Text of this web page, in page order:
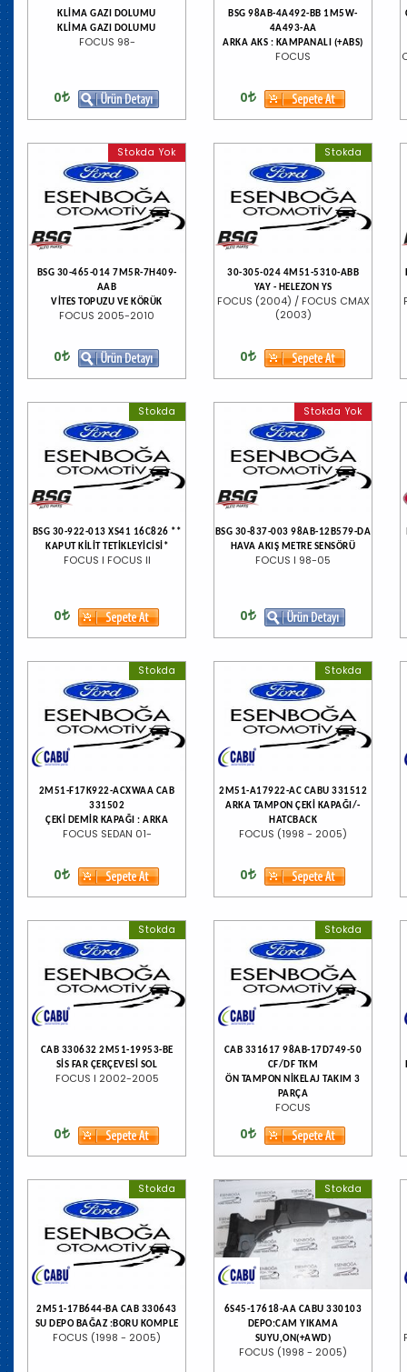
KLİMA GAZI DOLUMU
KLİMA GAZI DOLUMU
FOCUS 98-
0
BSG 98AB-4A492-BB 1M5W-
4A493-AA
ARKA AKS : KAMPANALI (+ABS)
FOCUS
0
Stokda Yok
BSG 30-465-014 7M5R-7H409-
AAB
VİTES TOPUZU VE KÖRÜK
FOCUS 2005-2010
0
Stokda
30-305-024 4M51-5310-ABB
YAY - HELEZON YS
FOCUS (2004) / FOCUS CMAX
(2003)
0
Stokda
BSG 30-922-013 XS41 16C826 **
KAPUT KİLİT TETİKLEYİCİSİ*
FOCUS I FOCUS II
0
Stokda Yok
BSG 30-837-003 98AB-12B579-DA
HAVA AKIŞ METRE SENSÖRÜ
FOCUS I 98-05
0
Stokda
2M51-F17K922-ACXWAA CAB
331502
ÇEKİ DEMİR KAPAĞI : ARKA
FOCUS SEDAN 01-
0
Stokda
2M51-A17922-AC CABU 331512
ARKA TAMPON ÇEKİ KAPAĞI/-
HATCBACK
FOCUS (1998 - 2005)
0
Stokda
CAB 330632 2M51-19953-BE
SİS FAR ÇERÇEVESİ SOL
FOCUS I 2002-2005
0
Stokda
CAB 331617 98AB-17D749-50
CF/DF TKM
ÖN TAMPON NİKELAJ TAKIM 3
PARÇA
FOCUS
0
Stokda
2M51-17B644-BA CAB 330643
SU DEPO BAĞAZ :BORU KOMPLE
FOCUS (1998 - 2005)
Stokda
6S45-17618-AA CABU 330103
DEPO:CAM YIKAMA
SUYU,ON(+AWD)
FOCUS (1998 - 2005)